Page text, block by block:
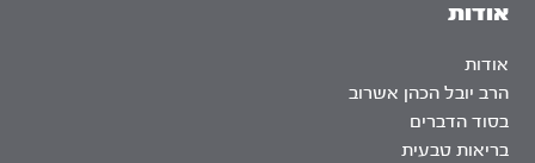
אודות
אודות
הרב יובל הכהן אשרוב
בסוד הדברים
בריאות טבעית